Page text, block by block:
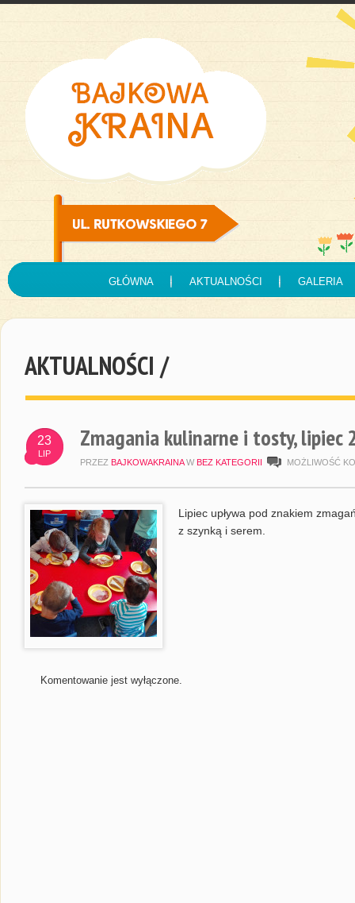
GŁÓWNA AKTUALNOŚCI GALERIA
AKTUALNOŚCI /
23
LIP
Zmagania kulinarne i tosty, lipiec
PRZEZ BAJKOWAKRAINA W BEZ KATEGORII MOŻLIWOŚĆ
Lipiec upływa pod znakiem
z szynką i serem.
Komentowanie jest wyłączone.